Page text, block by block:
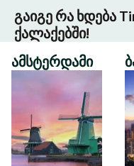
გაიგე რა ხდება
ქალაქებში!
ამსტერდამი